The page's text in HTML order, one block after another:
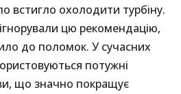
встигло охолодити турбіну.
цю рекомендацію,
до поломок. У сучасних
потужні
що значно покращує